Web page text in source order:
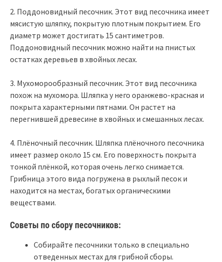
2. Поддоновидный песочник. Этот вид песочника имеет
мясистую шляпку, покрытую плотным покрытием. Его
диаметр может достигать 15 сантиметров.
Поддоновидный песочник можно найти на пнистых
остатках деревьев в хвойных лесах.
3. Мухоморообразный песочник. Этот вид песочника
похож на мухомора. Шляпка у него оранжево-красная и
покрыта характерными пятнами. Он растет на
перегнившей древесине в хвойных и смешанных лесах.
4. Плёночный песочник. Шляпка плёночного песочника
имеет размер около 15 см. Его поверхность покрыта
тонкой плёнкой, которая очень легко снимается.
Грибница этого вида погружена в рыхлый песок и
находится на местах, богатых органическими
веществами.
Советы по сбору песочников:
Собирайте песочники только в специально
отведенных местах для грибной сборы.